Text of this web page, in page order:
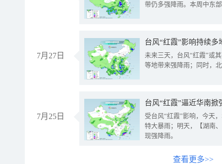
带仍多强降雨。本周中东
7月27日
台风“红霞”影响持续
未来三天，台风“红霞”或
等地带来强降雨；同时，
7月25日
台风“红霞”逼近华南
受台风“红霞”影响，今天
特大暴雨；明天，【湖南
现强降雨。
查看更多>>